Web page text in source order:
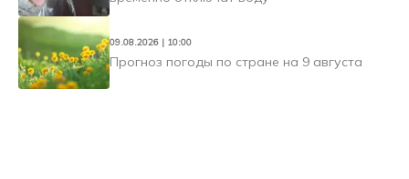
09.08.2026 | 10:00
Прогноз погоды по стране на 9 августа